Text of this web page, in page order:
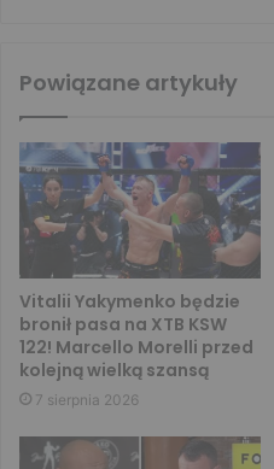
Powiązane artykuły
Vitalii Yakymenko będzie
bronił pasa na XTB KSW
122! Marcello Morelli przed
kolejną wielką szansą
7 sierpnia 2026